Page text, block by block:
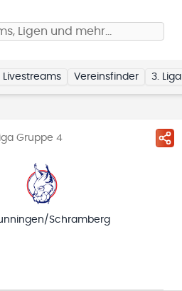
Ligen und mehr…
Livestreams Vereinsfinder 3. Liga
Gruppe 4
Schramberg